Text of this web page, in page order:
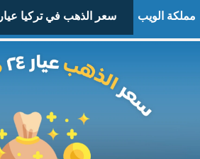
مملكة الويب سعر الذهب في تركيا عيار 24 - مباشر الآن